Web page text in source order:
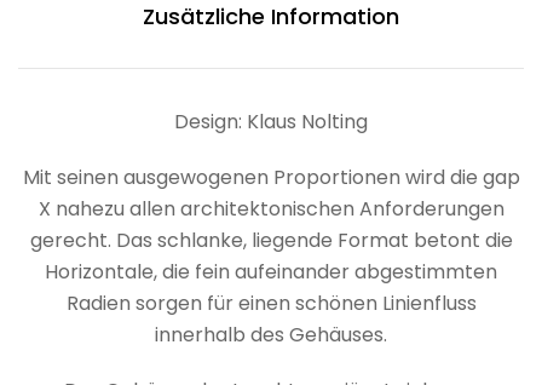
Zusätzliche Information
Design: Klaus Nolting
Mit seinen ausgewogenen Proportionen wird die gap
X nahezu allen architektonischen Anforderungen
gerecht. Das schlanke, liegende Format betont die
Horizontale, die fein aufeinander abgestimmten
Radien sorgen für einen schönen Linienfluss
innerhalb des Gehäuses.